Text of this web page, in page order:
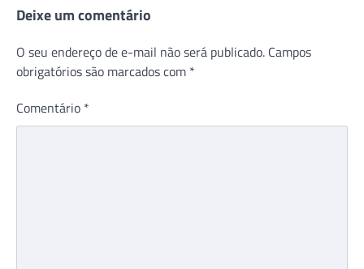
Deixe um comentário
O seu endereço de e-mail não será publicado. Campos
obrigatórios são marcados com *
Comentário *